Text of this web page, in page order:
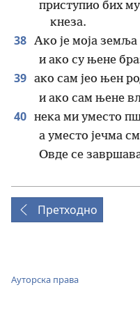
приступио бих
кнеза.
38 Ако је моја
и ако су њене
39 ако сам јео њен
и ако сам њене
40 нека ми уместо
а уместо јечма
Овде се
Претходно
Ауторска права